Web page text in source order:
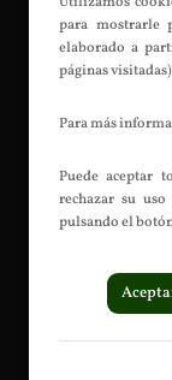
los herreros
Martillos
para mostrarle
elaborado a
páginas
Para más
Puede aceptar
rechazar su
pulsando el